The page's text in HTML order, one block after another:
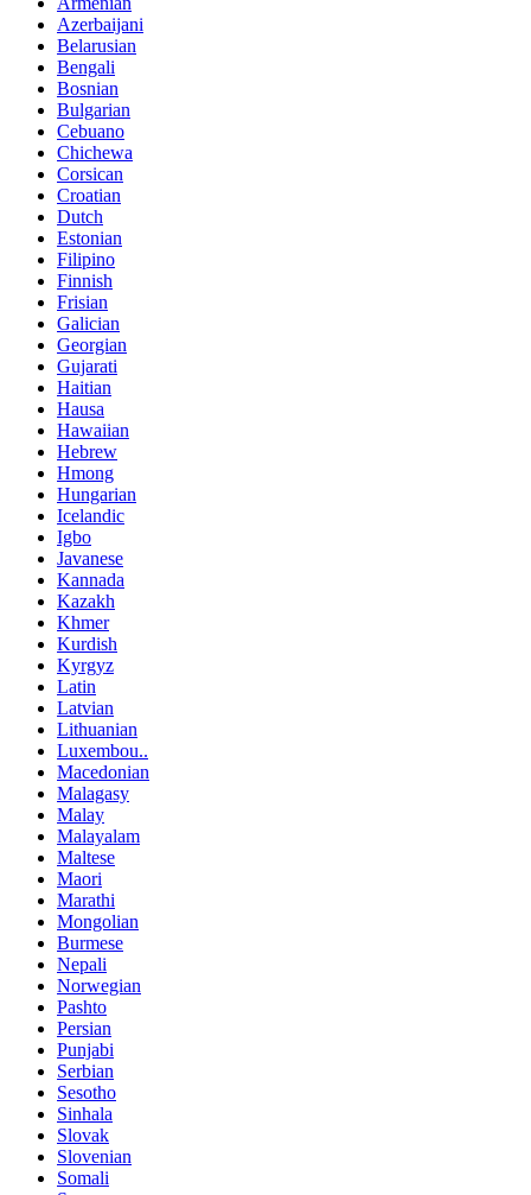
Azerbaijani
Belarusian
Bengali
Bosnian
Bulgarian
Cebuano
Chichewa
Corsican
Croatian
Dutch
Estonian
Filipino
Finnish
Frisian
Galician
Georgian
Gujarati
Haitian
Hausa
Hawaiian
Hebrew
Hmong
Hungarian
Icelandic
Igbo
Javanese
Kannada
Kazakh
Khmer
Kurdish
Kyrgyz
Latin
Latvian
Lithuanian
Luxembou..
Macedonian
Malagasy
Malay
Malayalam
Maltese
Maori
Marathi
Mongolian
Burmese
Nepali
Norwegian
Pashto
Persian
Punjabi
Serbian
Sesotho
Sinhala
Slovak
Slovenian
Somali